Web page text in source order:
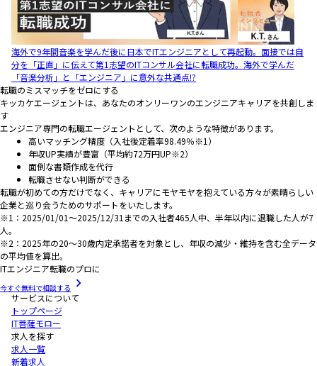
海外で9年間音楽を学んだ後に日本でITエンジニアとして再起動。面接では自
分を「正直」に伝えて第1志望のITコンサル会社に転職成功。海外で学んだ
「音楽分析」と「エンジニア」に意外な共通点!?
転職のミスマッチをゼロにする
キッカケエージェントは、あなたのオンリーワンのエンジニアキャリアを共創しま
す
エンジニア専門の転職エージェントとして、次のような特徴があります。
高いマッチング精度（入社後定着率98.49％※1）
年収UP実績が豊富（平均約72万円UP※2）
面倒な書類作成を代行
転職させない判断ができる
転職が初めての方だけでなく、キャリアにモヤモヤを抱えている方々が素晴らしい
企業と巡り会うためのサポートをいたします。
※1：2025/01/01～2025/12/31までの入社者465人中、半年以内に退職した人が7
人。
※2：2025年の20～30歳内定承諾者を対象とし、年収の減少・維持を含む全データ
の平均値を算出。
ITエンジニア転職のプロに
今すぐ無料で相談する
サービスについて
トップページ
IT菩薩モロー
求人を探す
求人一覧
新着求人